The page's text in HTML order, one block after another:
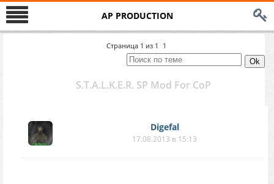
AP PRODUCTION
Страница 1 из 1 1
S.T.A.L.K.E.R. SP Mod For CoP
Digefal
17.08.2013 в 15:13